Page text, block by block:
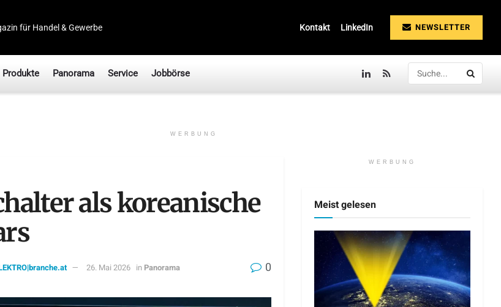
für Handel & Gewerbe Kontakt LinkedIn NEWSLETTER
Produkte Panorama Service Jobbörse
WERBUNG
als koreanische
26. Mai 2026 in Panorama 0
WERBUNG
Meist gelesen